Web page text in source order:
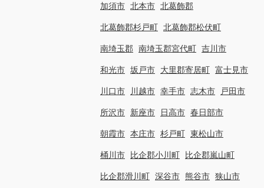
加須市 北本市 北葛飾郡
北葛飾郡杉戸町 北葛飾郡松伏町
南埼玉郡 南埼玉郡宮代町 吉川市
和光市 坂戸市 大里郡寄居町 富士見市
川口市 川越市 幸手市 志木市 戸田市
所沢市 新座市 日高市 春日部市
朝霞市 本庄市 杉戸町 東松山市
桶川市 比企郡小川町 比企郡嵐山町
比企郡滑川町 深谷市 熊谷市 狭山市